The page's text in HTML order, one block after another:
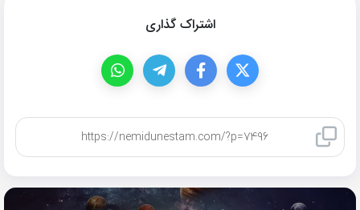
اشتراک گذاری